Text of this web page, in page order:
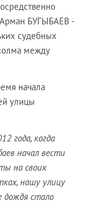
БУГЫБАЕВ -
судебных
между
начала
улицы
года, когда
начал вести
на своих
нашу улицу
дождя стало